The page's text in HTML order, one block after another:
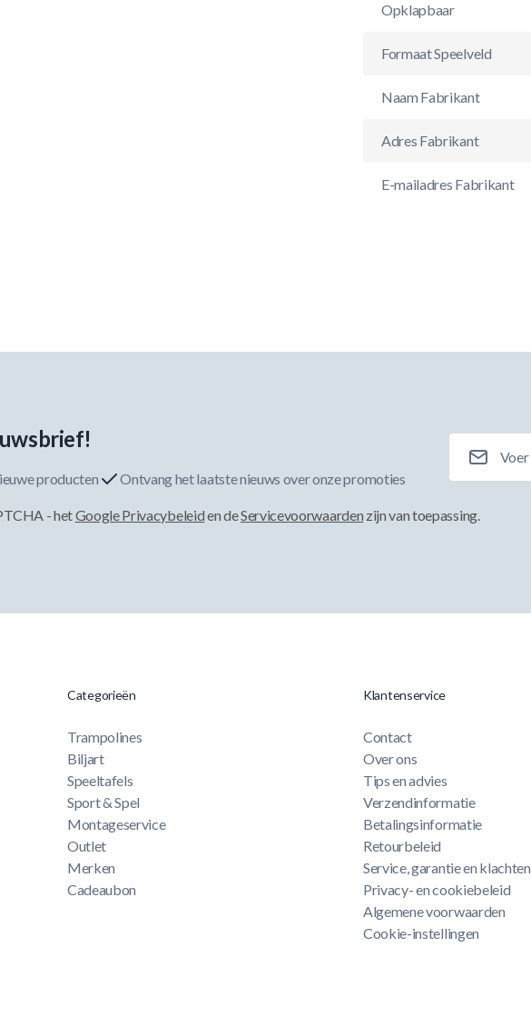
Opklapbaar
Formaat Speelveld
Naam Fabrikant
Adres Fabrikant
E-mailadres Fabrikant
producten Ontvang het laatste nieuws over onze promoties
- hetGoogle Privacybeleiden deServicevoorwaarden zijn van toepassing.
Categorieën
Trampolines
Biljart
Speeltafels
Sport & Spel
Montageservice
Outlet
Merken
Cadeaubon
Klantenservice
Contact
Over ons
Tips en advies
Verzendinformatie
Betalingsinformatie
Retourbeleid
Service, garantie en klachten
Privacy- en cookiebeleid
Algemene voorwaarden
Cookie-instellingen